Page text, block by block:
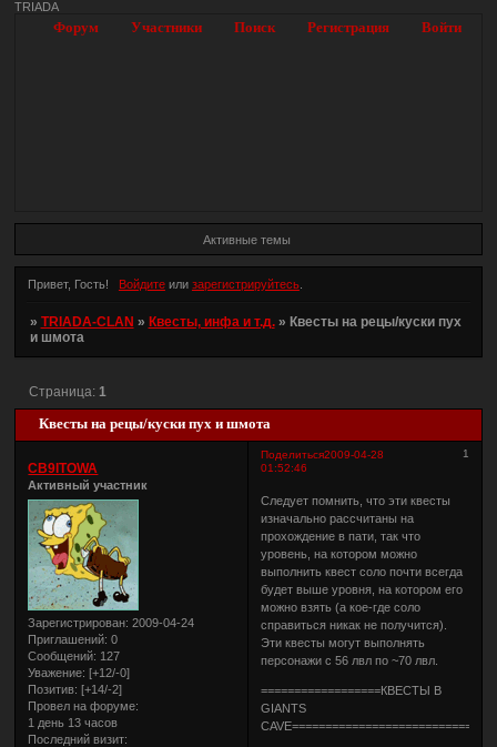
TRIADA
Форум Участники Поиск Регистрация Войти
Активные темы
Привет, Гость! Войдитеили зарегистрируйтесь.
» TRIADA-CLAN » Квесты, инфа и т.д. » Квесты на рецы/куски пух
и шмота
Квесты на рецы/куски пух и шмота
Страница: 1
Поделиться 1
2009-04-28
01:52:46
CB9ITOWA
Активный участник
Зарегистрирован: 2009-04-24
Приглашений: 0
Сообщений: 127
Уважение: [+12/-0]
Позитив: [+14/-2]
Провел на форуме:
1 день 13 часов
Последний визит:
Следует помнить, что эти квесты
изначально рассчитаны на
прохождение в пати, так что
уровень, на котором можно
выполнить квест соло почти всегда
будет выше уровня, на котором его
можно взять (а кое-где соло
справиться никак не получится).
Эти квесты могут выполнять
персонажи с 56 лвл по ~70 лвл.
==================КВЕСТЫ В
GIANTS